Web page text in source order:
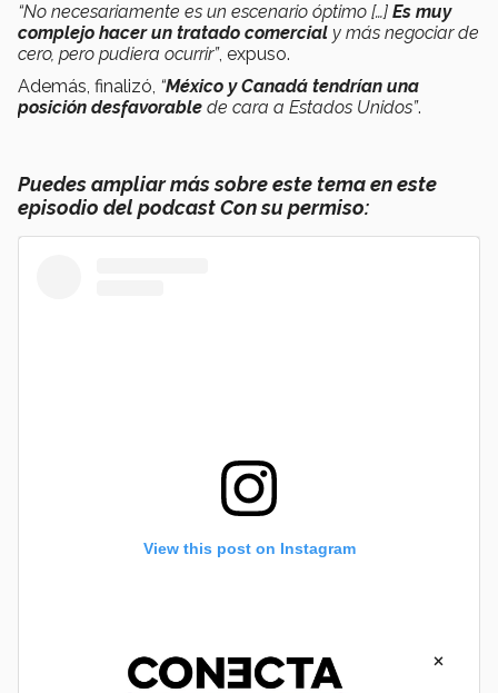
“No necesariamente es un escenario óptimo […] Es muy
complejo hacer un tratado comercial y más negociar de
cero, pero pudiera ocurrir”, expuso.
Además, finalizó, “México y Canadá tendrían una
posición desfavorable de cara a Estados Unidos”.
Puedes ampliar más sobre este tema en este
episodio del podcast Con su permiso:
View this post on Instagram
×